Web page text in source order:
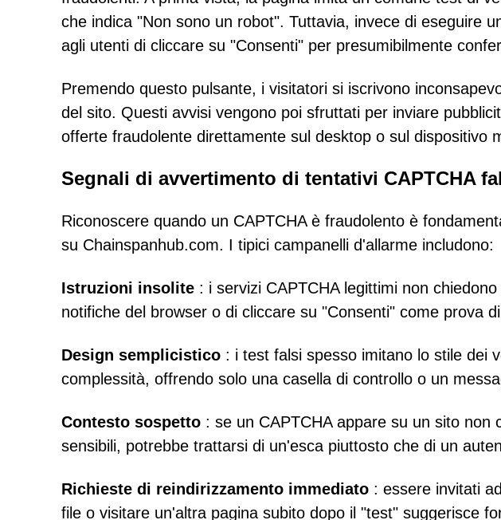
che indica "Non sono un robot". Tuttavia, invece di eseguire
agli utenti di cliccare su "Consenti" per presumibilmente
Premendo questo pulsante, i visitatori si iscrivono
del sito. Questi avvisi vengono poi sfruttati per inviare
offerte fraudolente direttamente sul desktop o sul dispositivo
Segnali di avvertimento di tentativi CAPTCHA
Riconoscere quando un CAPTCHA è fraudolento è
su Chainspanhub.com. I tipici campanelli d'allarme includono:
Istruzioni insolite : i servizi CAPTCHA legittimi non
notifiche del browser o di cliccare su "Consenti" come prova
Design semplicistico : i test falsi spesso imitano lo stile dei
complessità, offrendo solo una casella di controllo o un
Contesto sospetto : se un CAPTCHA appare su un sito non
sensibili, potrebbe trattarsi di un'esca piuttosto che di un
Richieste di reindirizzamento immediato : essere invitati
file o visitare un'altra pagina subito dopo il "test" suggerisce